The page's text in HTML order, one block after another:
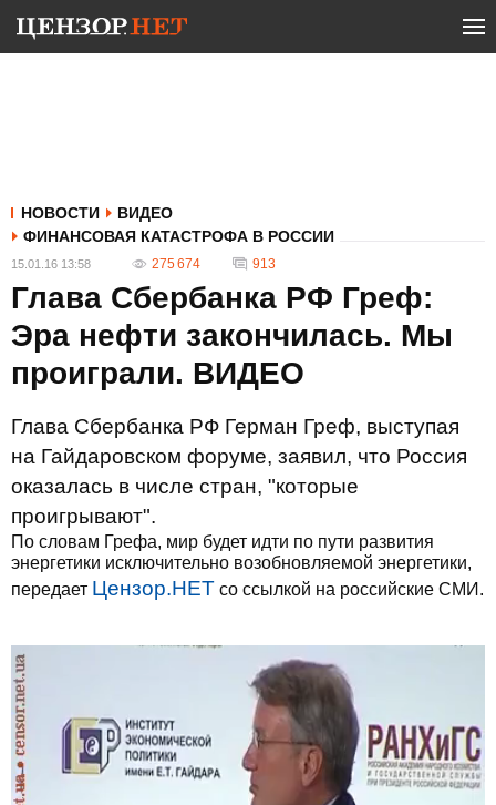
НОВОСТИ
ВИДЕО
ФИНАНСОВАЯ КАТАСТРОФА В РОССИИ
15.01.16 13:58 275 674 913
Глава Сбербанка РФ Греф:
Эра нефти закончилась. Мы
проиграли. ВИДЕО
Глава Сбербанка РФ Герман Греф​, выступая
на Гайдаровском форуме, заявил, что Россия
оказалась в числе стран, "которые
проигрывают".
По словам Грефа, мир будет идти по пути развития
энергетики исключительно возобновляемой энергетики,
передает Цензор.НЕТ со ссылкой на российские СМИ.